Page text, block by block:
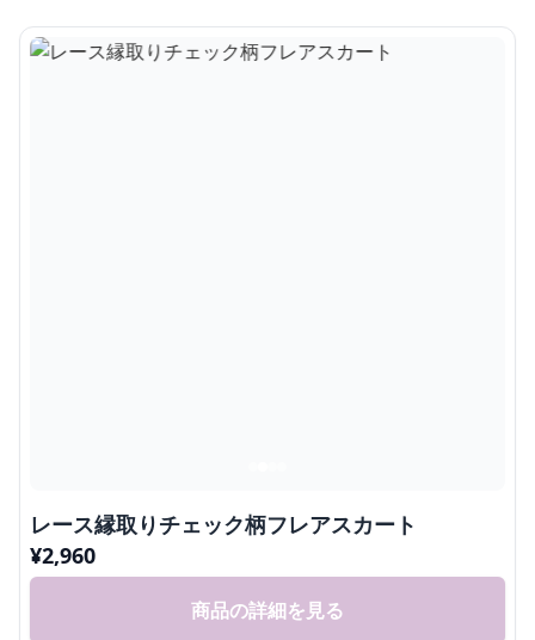
レース縁取りチェック柄フレアスカート
¥2,960
商品の詳細を見る